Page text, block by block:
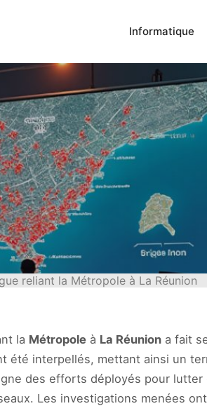
Informatique
reliant la Métropole à La Réunion
la Métropole à La Réunion a fait
été interpellés, mettant ainsi un
des efforts déployés pour
Les investigations menées